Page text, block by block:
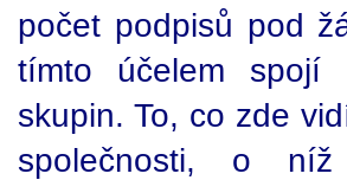
počet podpisů pod
tímto účelem spojí
skupin. To, co zde
společnosti, o